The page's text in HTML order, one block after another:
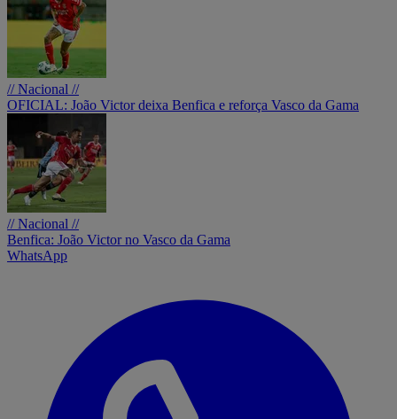
// Nacional //
OFICIAL: João Victor deixa Benfica e reforça Vasco da Gama
// Nacional //
Benfica: João Victor no Vasco da Gama
WhatsApp